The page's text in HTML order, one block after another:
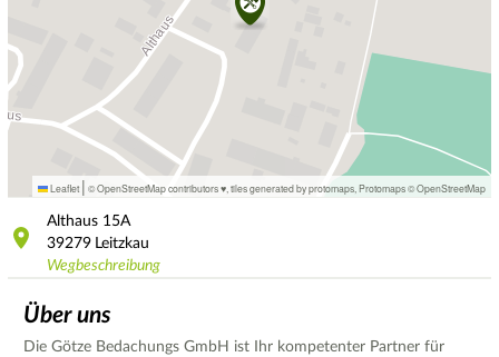
Leaflet | © OpenStreetMap contributors ♥, tiles generated by protomaps Protomaps©OpenStreetMap
Althaus 15A
39279 Leitzkau
Wegbeschreibung
Über uns
Die Götze Bedachungs GmbH ist Ihr kompetenter Partner für